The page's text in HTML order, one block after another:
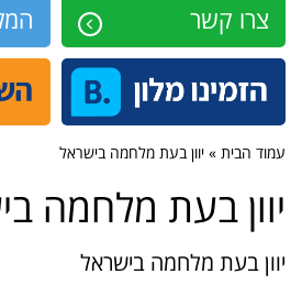
צרו קשר
עמוד הבית » יוון בעת מלחמה בישראל
יוון בעת מלחמה
יוון בעת מלחמה בישראל